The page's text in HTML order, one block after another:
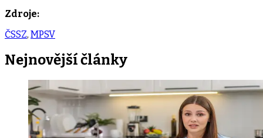
Zdroje:
ČSSZ, MPSV
Nejnovějšíčlánky